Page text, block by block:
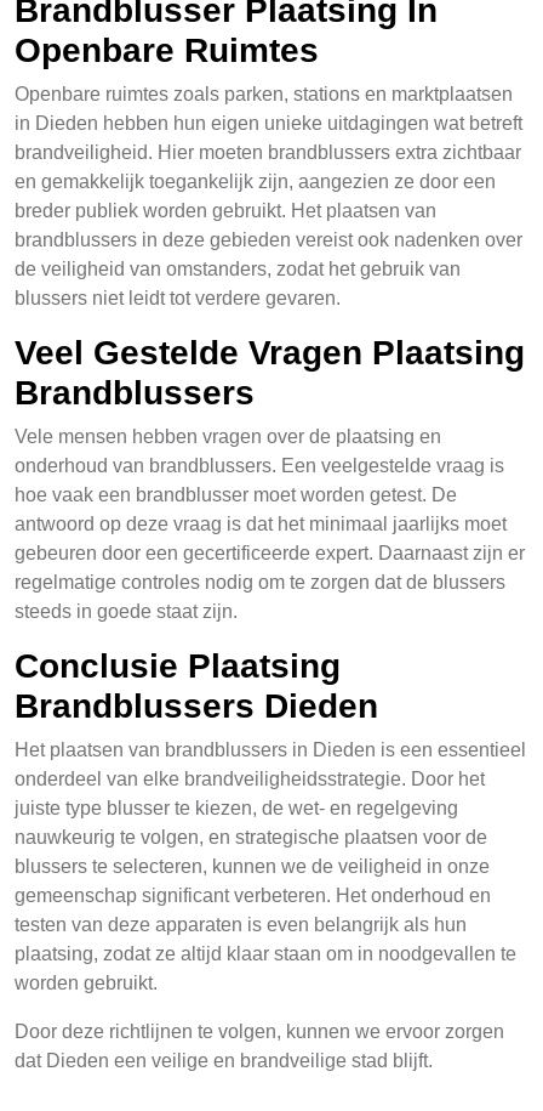
Brandblusser Plaatsing In
Openbare Ruimtes
Openbare ruimtes zoals parken, stations en marktplaatsen
in Dieden hebben hun eigen unieke uitdagingen wat betreft
brandveiligheid. Hier moeten brandblussers extra zichtbaar
en gemakkelijk toegankelijk zijn, aangezien ze door een
breder publiek worden gebruikt. Het plaatsen van
brandblussers in deze gebieden vereist ook nadenken over
de veiligheid van omstanders, zodat het gebruik van
blussers niet leidt tot verdere gevaren.
Veel Gestelde Vragen Plaatsing
Brandblussers
Vele mensen hebben vragen over de plaatsing en
onderhoud van brandblussers. Een veelgestelde vraag is
hoe vaak een brandblusser moet worden getest. De
antwoord op deze vraag is dat het minimaal jaarlijks moet
gebeuren door een gecertificeerde expert. Daarnaast zijn er
regelmatige controles nodig om te zorgen dat de blussers
steeds in goede staat zijn.
Conclusie Plaatsing
Brandblussers Dieden
Het plaatsen van brandblussers in Dieden is een essentieel
onderdeel van elke brandveiligheidsstrategie. Door het
juiste type blusser te kiezen, de wet- en regelgeving
nauwkeurig te volgen, en strategische plaatsen voor de
blussers te selecteren, kunnen we de veiligheid in onze
gemeenschap significant verbeteren. Het onderhoud en
testen van deze apparaten is even belangrijk als hun
plaatsing, zodat ze altijd klaar staan om in noodgevallen te
worden gebruikt.
Door deze richtlijnen te volgen, kunnen we ervoor zorgen
dat Dieden een veilige en brandveilige stad blijft.